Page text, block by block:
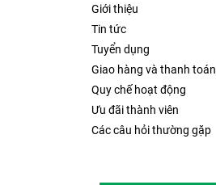
Giới thiệu
Tin tức
Tuyển dụng
Giao hàng và thanh toán
Quy chế hoạt động
Ưu đãi thành viên
Các câu hỏi thường gặp